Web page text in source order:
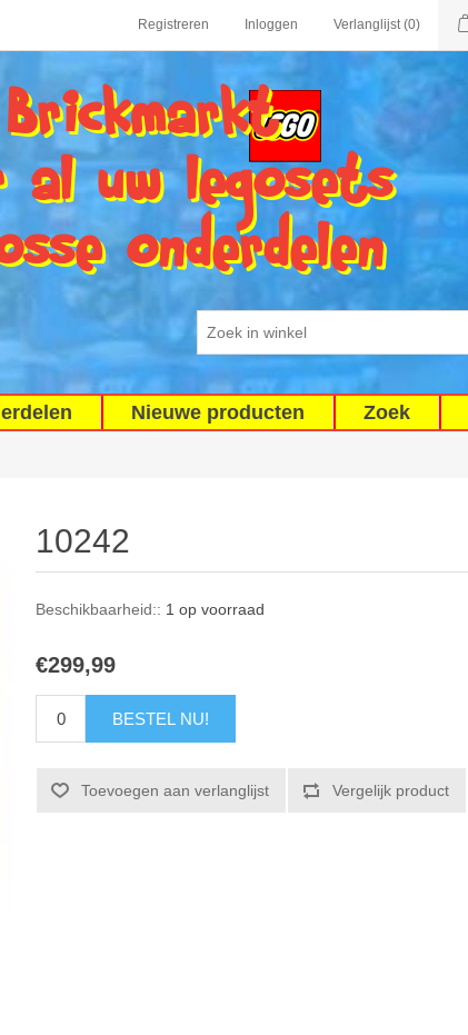
Registreren Inloggen Verlanglijst (0)
Brickmarkt
uw legosets
onderdelen
Nieuwe producten Zoek
10242
Beschikbaarheid:: 1 op voorraad
€299,99
BESTEL NU!
Toevoegen aan verlanglijst Vergelijk product